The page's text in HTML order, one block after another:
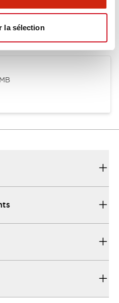
la sélection
Approbations Et Normes